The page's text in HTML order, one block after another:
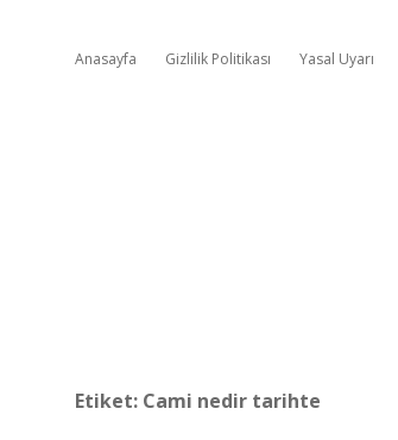
Anasayfa Gizlilik Politikası Yasal Uyarı
Etiket: Cami nedir tarihte